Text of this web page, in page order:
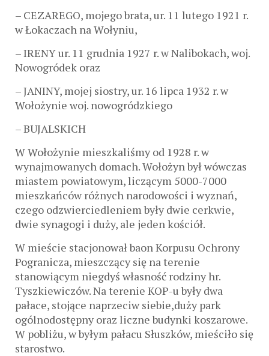
– CEZAREGO, mojego brata, ur. 11 lutego 1921 r.
w Łokaczach na Wołyniu,
– IRENY ur. 11 grudnia 1927 r. w Nalibokach, woj.
Nowogródek oraz
– JANINY, mojej siostry, ur. 16 lipca 1932 r. w
Wołożynie woj. nowogródzkiego
– BUJALSKICH
W Wołożynie mieszkaliśmy od 1928 r. w
wynajmowanych domach. Wołożyn był wówczas
miastem powiatowym, liczącym 5000-7000
mieszkańców różnych narodowości i wyznań,
czego odzwierciedleniem były dwie cerkwie,
dwie synagogi i duży, ale jeden kościół.
W mieście stacjonował baon Korpusu Ochrony
Pogranicza, mieszczący się na terenie
stanowiącym niegdyś własność rodziny hr.
Tyszkiewiczów. Na terenie KOP-u były dwa
pałace, stojące naprzeciw siebie,duży park
ogólnodostępny oraz liczne budynki koszarowe.
W pobliżu, w byłym pałacu Słuszków, mieściło się
starostwo.